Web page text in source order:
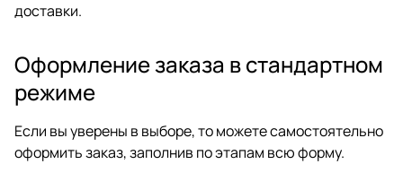
доставки.
Оформление заказа в стандартном
режиме
Если вы уверены в выборе, то можете самостоятельно
оформить заказ, заполнив по этапам всю форму.